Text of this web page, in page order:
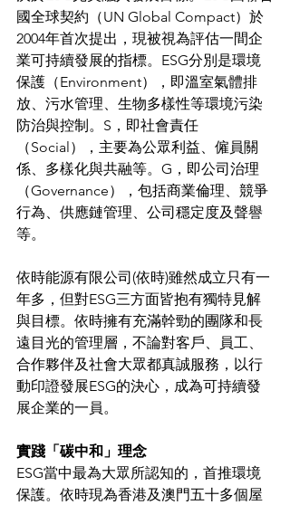
國全球契約（UN Global Compact）於
2004年首次提出，現被視為評估一間企
業可持續發展的指標。ESG分別是環境
保護（Environment），即溫室氣體排
放、污水管理、生物多樣性等環境污染
防治與控制。S，即社會責任
（Social），主要為公眾利益、僱員關
係、多樣化與共融等。G，即公司治理
（Governance），包括商業倫理、競爭
行為、供應鏈管理、公司穩定度及聲譽
等。
依時能源有限公司(依時)雖然成立只有一
年多，但對ESG三方面皆抱有獨特見解
與目標。依時擁有充滿幹勁的團隊和長
遠目光的管理層，不論對客戶、員工、
合作夥伴及社會大眾都真誠服務，以行
動印證發展ESG的決心，成為可持續發
展企業的一員。
實踐「碳中和」理念
ESG當中最為大眾所認知的，首推環境
保護。依時現為香港及澳門五十多個屋